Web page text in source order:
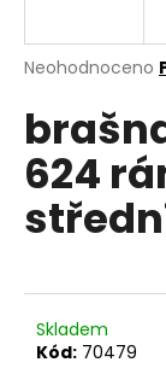
Průměrné
produktu
je
0,0
z
5
hvězdiček.
Neohodnoceno
624
Skladem
Kód: 70479
n
a
j
í
t
?